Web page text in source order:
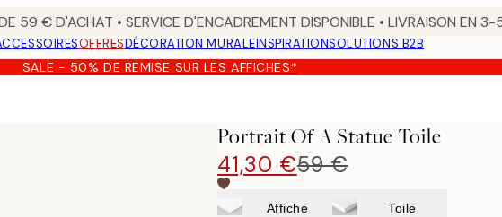
59 € D'ACHAT • SERVICE D'ENCADREMENT DISPONIBLE • LIVRAISON EN 3-
OFFRESDÉCORATION MURALEINSPIRATIONSOLUTIONS B2B
SALE - 50% DE REMISE SUR LES AFFICHES*
Portrait Of A Statue Toile
41,30 €59 €
Affiche Toile